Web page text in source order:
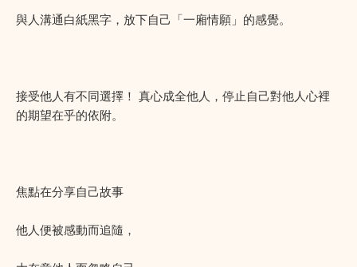
與人溝通白紙黑字，放下自己「一廂情願」的感覺。
接受他人有不同選擇！ 真心成全他人，停止自己對他人心裡
的期望在乎的依附。
焦點在分享自己故事
他人便被感動而追隨，